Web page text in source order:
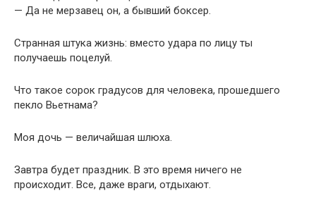
— Да не мерзавец он, а бывший боксер.
Странная штука жизнь: вместо удара по лицу ты
получаешь поцелуй.
Что такое сорок градусов для человека, прошедшего
пекло Вьетнама?
Моя дочь — величайшая шлюха.
Завтра будет праздник. В это время ничего не
происходит. Все, даже враги, отдыхают.